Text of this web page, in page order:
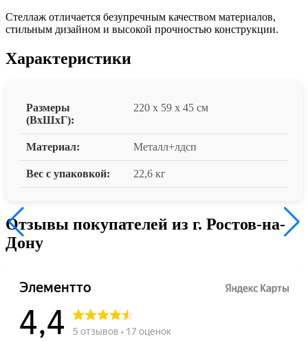
Стеллаж отличается безупречным качеством материалов,
стильным дизайном и высокой прочностью конструкции.
Характеристики
Размеры
(ВxШxГ):
220 x 59 x 45 см
Материал: Металл+лдсп
Вес с упаковкой: 22,6 кг
Отзывы покупателей из г. Ростов-на-
Дону